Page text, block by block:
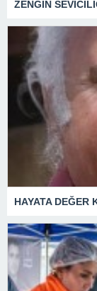
ZENGİN
HAYATA DEĞER